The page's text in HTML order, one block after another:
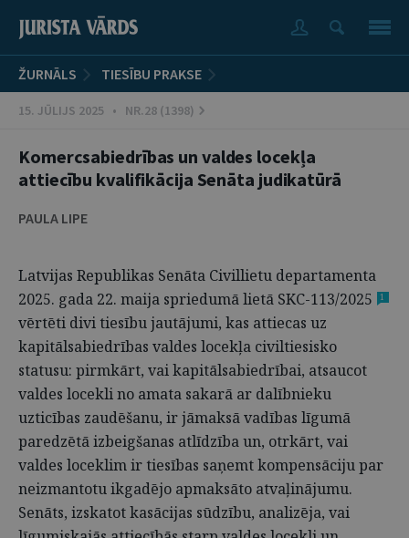
ŽURNĀLS TIESĪBU PRAKSE
15. JŪLIJS 2025 • NR.28 (1398)
Komercsabiedrības un valdes locekļa
attiecību kvalifikācija Senāta judikatūrā
PAULA LIPE
Latvijas Republikas Senāta Civillietu departamenta
2025. gada 22. maija spriedumā lietā SKC-113/2025
1
vērtēti divi tiesību jautājumi, kas attiecas uz
kapitālsabiedrības valdes locekļa civiltiesisko
statusu: pirmkārt, vai kapitālsabiedrībai, atsaucot
valdes locekli no amata sakarā ar dalībnieku
uzticības zaudēšanu, ir jāmaksā vadības līgumā
paredzētā izbeigšanas atlīdzība un, otrkārt, vai
valdes loceklim ir tiesības saņemt kompensāciju par
neizmantotu ikgadējo apmaksāto atvaļinājumu.
Senāts, izskatot kasācijas sūdzību, analizēja, vai